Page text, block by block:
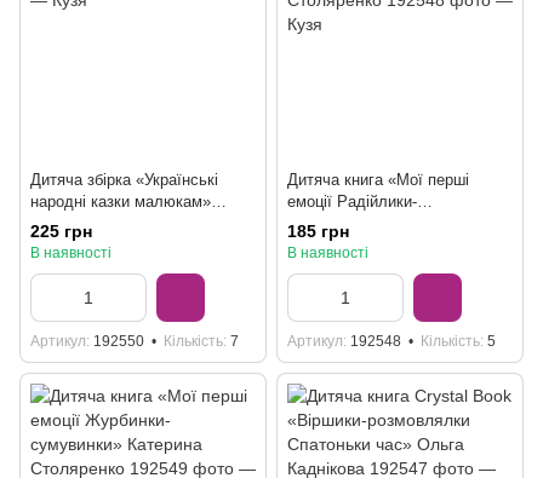
Дитяча збірка «Українські
народні казки малюкам»
Crystal Book
225 грн
В наявності
Артикул 192550 Кількість 7
Дитяча книга «Мої перші
емоції Радійлики-
усміхайлики» Катерина
Столяренко
185 грн
В наявності
Артикул 192548 Кількість 5